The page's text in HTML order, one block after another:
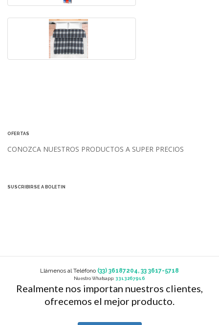
1 PZA. O MÁS COBIJA- FRAZADA POLAR
OFERTAS
CONOZCA NUESTROS PRODUCTOS A SUPER PRECIOS
SUSCRIBIRSE A BOLETIN
Llámenos al Teléfono (33) 36187204, 33 3617-5718
Nuestro Whatsapp: 3313267916
Realmente nos importan nuestros clientes,
ofrecemos el mejor producto.